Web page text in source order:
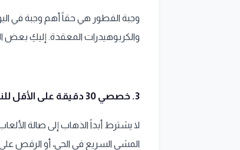
وجبة الفطور هي حقاً أهم وجبة في
والكربوهيدرات المعقدة. إليكِ بعض
3. خصصي 30 دقيقة على الأقل للنشاط البدني
لا يشترط أبداً الذهاب إلى صالة
المشي السريع في الحي، أو الرقص